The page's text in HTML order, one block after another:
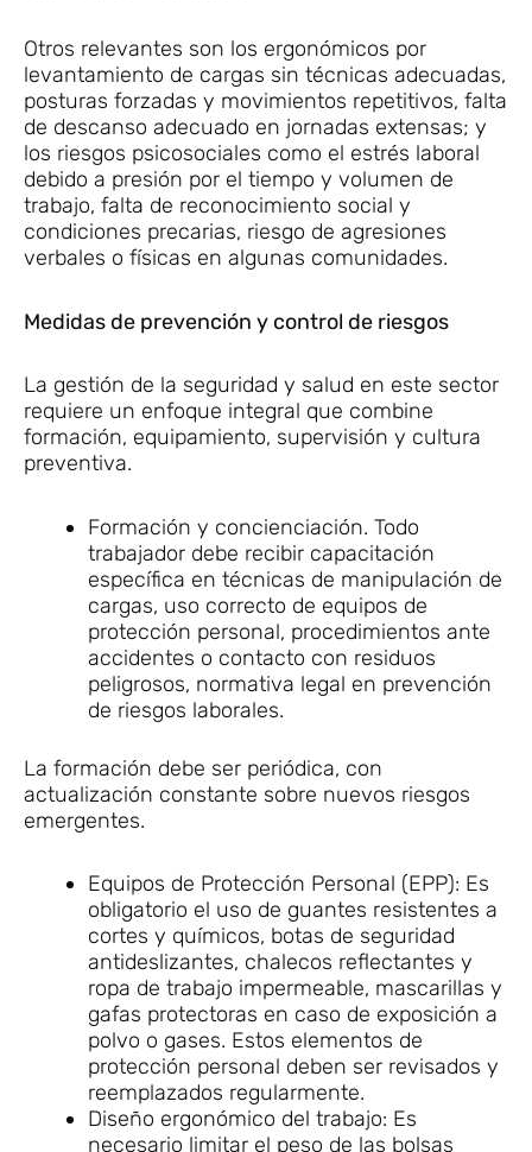
Otros relevantes son los ergonómicos por
levantamiento de cargas sin técnicas adecuadas,
posturas forzadas y movimientos repetitivos, falta
de descanso adecuado en jornadas extensas; y
los riesgos psicosociales como el estrés laboral
debido a presión por el tiempo y volumen de
trabajo, falta de reconocimiento social y
condiciones precarias, riesgo de agresiones
verbales o físicas en algunas comunidades.
Medidas de prevención y control de riesgos
La gestión de la seguridad y salud en este sector
requiere un enfoque integral que combine
formación, equipamiento, supervisión y cultura
preventiva.
Formación y concienciación. Todo
trabajador debe recibir capacitación
específica en técnicas de manipulación de
cargas, uso correcto de equipos de
protección personal, procedimientos ante
accidentes o contacto con residuos
peligrosos, normativa legal en prevención
de riesgos laborales.
La formación debe ser periódica, con
actualización constante sobre nuevos riesgos
emergentes.
Equipos de Protección Personal (EPP): Es
obligatorio el uso de guantes resistentes a
cortes y químicos, botas de seguridad
antideslizantes, chalecos reflectantes y
ropa de trabajo impermeable, mascarillas y
gafas protectoras en caso de exposición a
polvo o gases. Estos elementos de
protección personal deben ser revisados y
reemplazados regularmente.
Diseño ergonómico del trabajo: Es
necesario limitar el peso de las bolsas